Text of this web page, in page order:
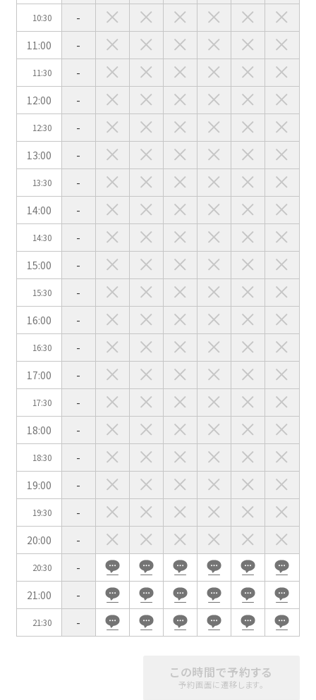
10:30
-
11:00
-
11:30
-
12:00
-
12:30
-
13:00
-
13:30
-
14:00
-
14:30
-
15:00
-
15:30
-
16:00
-
16:30
-
17:00
-
17:30
-
18:00
-
18:30
-
19:00
-
19:30
-
20:00
-
20:30
-
21:00
-
21:30 -
この時間で予約する
予約画面に遷移します。
会場の種類
イベントホール 会議室
こだわり条件※複数選択可能
特長で選ぶ
天井高3.5ｍ以上
窓があり開放感のある
会場
喫煙所あり
大型スクリーンあり
控室あり
4t車以上荷捌きあり
裏導線あり
時間貸し駐車場あり
専有回線(NURO)あり
用途で選ぶ
パーティ・懇親会
株主総会・IR
e-sports大会
プレス発表
試験
展示会・販売会
この条件で検索
選択している条件をリセットする